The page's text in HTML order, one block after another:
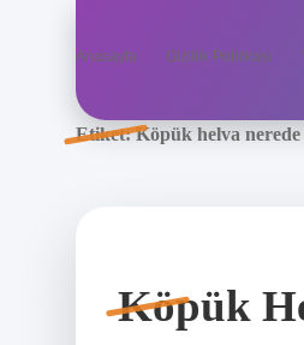
Anasayfa Gizlilik Politikası
Etiket:Köpük helva nerede
Köpük